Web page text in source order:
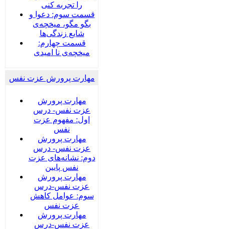
را تجربه کنی
قسمت سوم: دعوا و
بگو مگو، میخچه‌ی
شایع زندگی‌ها
قسمت چهارم:
میخچه‌ی نا امیدی
مهارت پرورش عزت نفس
مهارت پرورش
عزت نفس- درس
اول: مفهوم عزت
نفس
مهارت پرورش
عزت نفس- درس
دوم: نشانه‌های عزت
نفس پایین
مهارت پرورش
عزت نفس-درس
سوم: عوامل کاهش
عزت نفس
مهارت پرورش
عزت نفس-درس